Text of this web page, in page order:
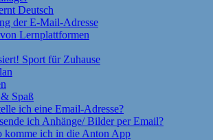
Deutsch
der E-Mail-Adresse
Lernplattformen
Sport für Zuhause
Spaß
ich eine Email-Adresse?
ich Anhänge/ Bilder per Email?
komme ich in die Anton App